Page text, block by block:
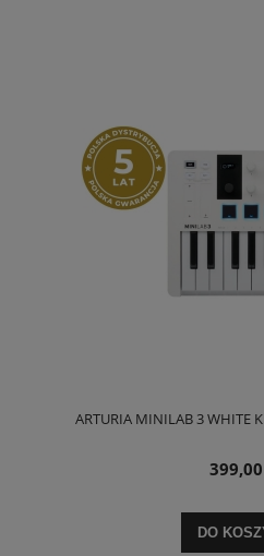
ARTURIA MINILAB 3 WHITE
399,00
DO